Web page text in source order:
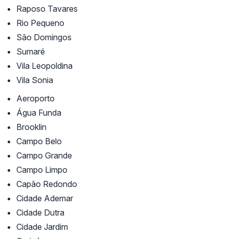
Raposo Tavares
Rio Pequeno
São Domingos
Sumaré
Vila Leopoldina
Vila Sonia
Aeroporto
Água Funda
Brooklin
Campo Belo
Campo Grande
Campo Limpo
Capão Redondo
Cidade Ademar
Cidade Dutra
Cidade Jardim